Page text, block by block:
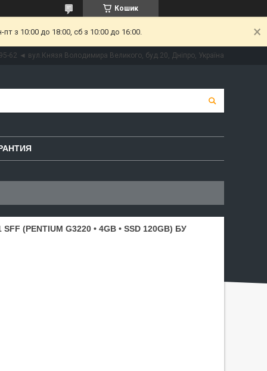
Кошик
з 10:00 до 18:00, сб з 10:00 до 16:00.
62 ◄ вул.Князя Володимира Великого, буд.20, Дніпро, Україна
(PENTIUM G3220 • 4GB • SSD 120GB) БУ